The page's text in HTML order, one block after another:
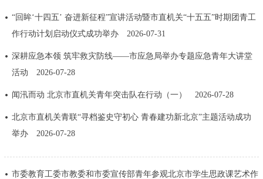
个人服务 法人服务 部门服务
便民服务 利企服务 投资项目
中介服务 阳光政务
政民互动
“回眸‘十四五’ 奋进新征程”宣讲活动暨市直机关“十五五”时期团青工
作行动计划启动仪式成功举办
2026-07-31
深耕应急本领 筑牢救灾防线——市应急局举办专题应急青年大讲堂
活动
2026-07-28
闻汛而动 北京市直机关青年突击队在行动（一） 2026-07-28
北京市直机关青联“寻档鉴史守初心 青春建功新北京”主题活动成功
举办
2026-07-28
市委教育工委市教委和市委宣传部青年参观北京市学生思政课艺术作